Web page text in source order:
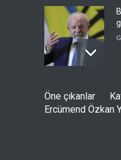
Öne çıkanlar
Ercümend Özkan